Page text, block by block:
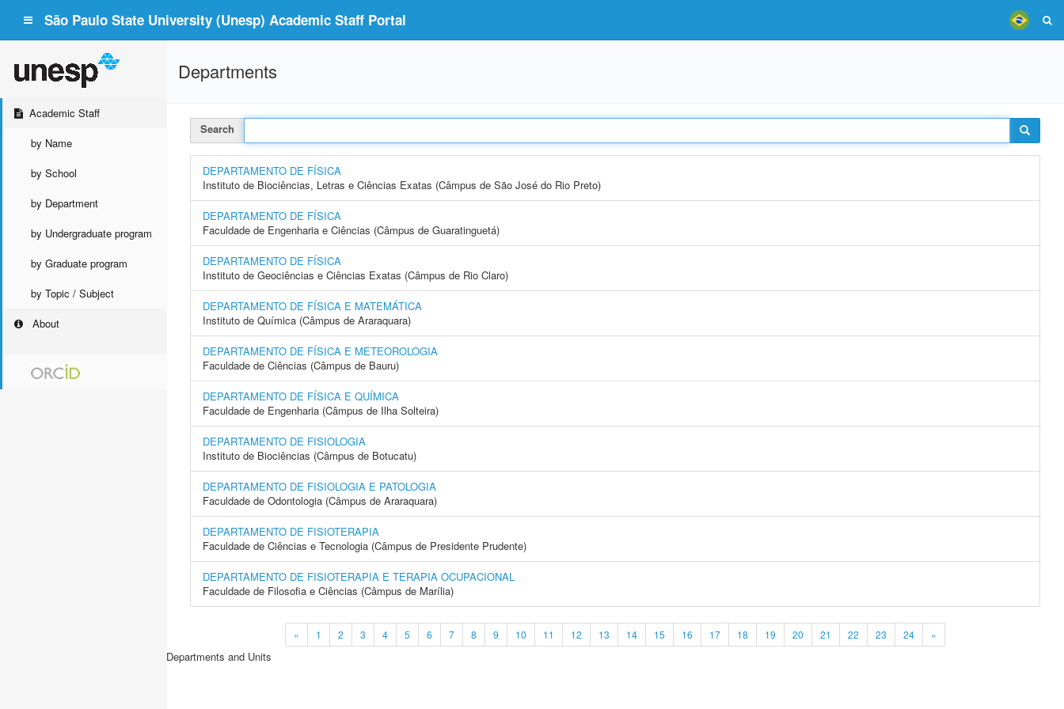
São Paulo State University (Unesp) Academic Staff Portal
Academic Staff
by Name
by School
by Department
by Undergraduate program
by Graduate program
by Topic / Subject
About
Departments
Search
DEPARTAMENTO DE FÍSICA
Instituto de Biociências, Letras e Ciências Exatas (Câmpus de São José do Rio Preto)
DEPARTAMENTO DE FÍSICA
Faculdade de Engenharia e Ciências (Câmpus de Guaratinguetá)
DEPARTAMENTO DE FÍSICA
Instituto de Geociências e Ciências Exatas (Câmpus de Rio Claro)
DEPARTAMENTO DE FÍSICA E MATEMÁTICA
Instituto de Química (Câmpus de Araraquara)
DEPARTAMENTO DE FÍSICA E METEOROLOGIA
Faculdade de Ciências (Câmpus de Bauru)
DEPARTAMENTO DE FÍSICA E QUÍMICA
Faculdade de Engenharia (Câmpus de Ilha Solteira)
DEPARTAMENTO DE FISIOLOGIA
Instituto de Biociências (Câmpus de Botucatu)
DEPARTAMENTO DE FISIOLOGIA E PATOLOGIA
Faculdade de Odontologia (Câmpus de Araraquara)
DEPARTAMENTO DE FISIOTERAPIA
Faculdade de Ciências e Tecnologia (Câmpus de Presidente Prudente)
DEPARTAMENTO DE FISIOTERAPIA E TERAPIA OCUPACIONAL
Faculdade de Filosofia e Ciências (Câmpus de Marília)
« 1 2 3 4 5 6 7 8 9 10 11 12 13 14 15 16 17 18 19 20 21 22 23 24 »
Departments and Units